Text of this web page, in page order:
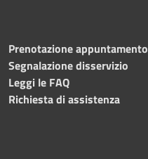
Prenotazione appuntamento
Segnalazione disservizio
Leggi le FAQ
Richiesta di assistenza